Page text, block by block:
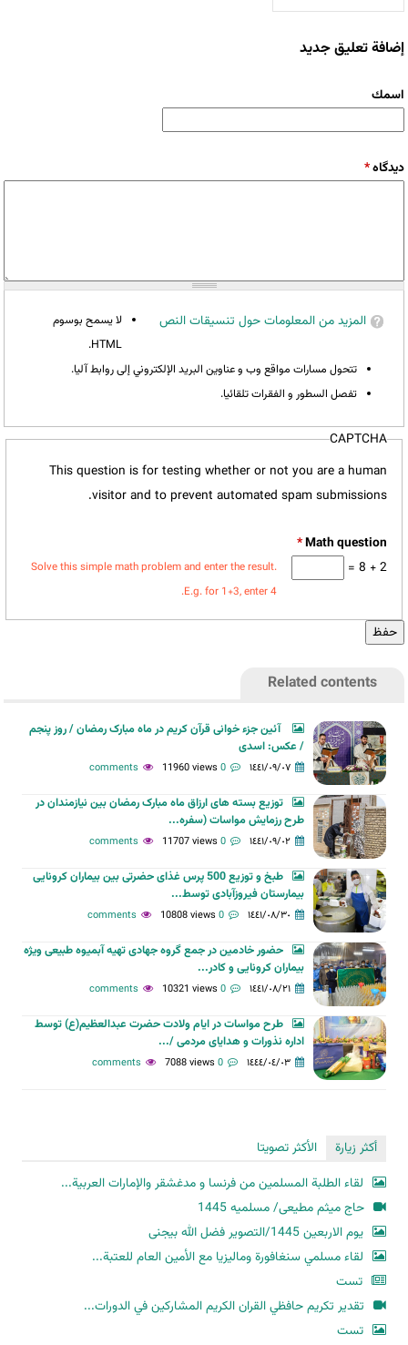
إضافة تعليق جديد
‏اسمك ‏
‏دیدگاه ‏*
المزيد من المعلومات حول تنسيقات النص
لا يسمح بوسوم
HTML.
تتحول مسارات مواقع وب و عناوين البريد الإلكتروني إلى روابط آليا.
تفصل السطور و الفقرات تلقائيا.
CAPTCHA
This question is for testing whether or not you are a human
visitor and to prevent automated spam submissions.
*
2 + 8 =
Solve this simple math problem and enter the result.
E.g. for 1+3, enter 4.
Related contents
آئین جزء خوانی قرآن کریم در ماه مبارک رمضان / روز پنجم
/ عکس: اسدی
١٤٤١/٠٩/٠٧ 0 comments
11960 views
توزیع بسته های ارزاق ماه مبارک رمضان بین نیازمندان در
طرح رزمایش مواسات (سفره...
١٤٤١/٠٩/٠٢ 0 comments
11707 views
طبخ و توزيع 500 پرس غذای حضرتی بین بیماران کرونایی
بیمارستان فیروزآبادی توسط...
١٤٤١/٠٨/٣٠ 0 comments
10808 views
حضور خادمین در جمع گروه جهادی تهیه آبمیوه طبیعی ویژه
بیماران کرونایی و کادر...
١٤٤١/٠٨/٢١ 0 comments
10321 views
طرح مواسات در ایام ولادت حضرت عبدالعظیم(ع) توسط
اداره نذورات و هدایای مردمی /...
١٤٤٤/٠٤/٠٣ 0 comments
7088 views
أكثر زيارة
الأكثر تصويتا
لقاء الطلبة المسلمين من فرنسا و مدغشقر والإمارات العربية...
حاج میثم مطیعی/ مسلمیه 1445
یوم الاربعین 1445/التصویر فضل الله بیجنی
لقاء مسلمي سنغافورة وماليزيا مع الأمين العام للعتبة...
تست
تقدير تكريم حافظي القران الكريم المشاركين في الدورات...
تست